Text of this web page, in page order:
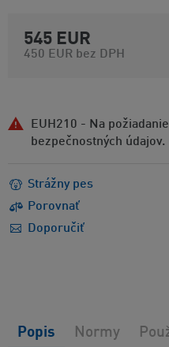
545 EUR
450 EUR bez DPH
EUH210 - Na
bezpečnostných údajov.
Strážny pes
Porovnať
Doporučiť
Popis Normy